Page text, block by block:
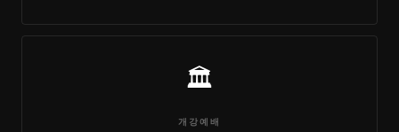
🏛️
개강예배